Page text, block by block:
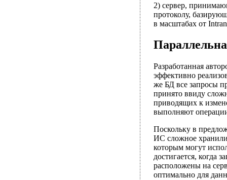
2) сервер,
протоколу,
в масштабах от
Разработанная
эффективно
же БД все запросы
принято ввиду
приводящих к
выполняют
Поскольку в
ИС сложное
которым могут
достигается, когда
расположены на
оптимально для